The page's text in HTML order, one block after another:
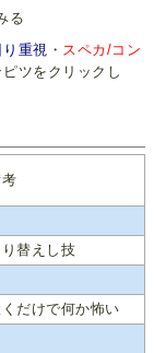
る
重視 ・ スペカ/コン
ツをクリックし
替えし技
だけで何か怖い